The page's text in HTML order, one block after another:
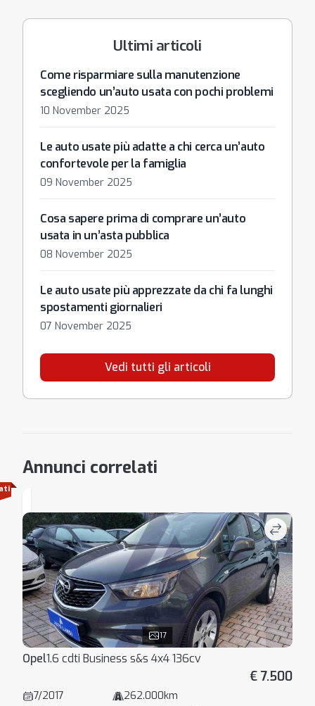
Ultimi articoli
Come risparmiare sulla manutenzione
scegliendo un’auto usata con pochi problemi
10 November 2025
Le auto usate più adatte a chi cerca un’auto
confortevole per la famiglia
09 November 2025
Cosa sapere prima di comprare un’auto
usata in un’asta pubblica
08 November 2025
Le auto usate più apprezzate da chi fa lunghi
spostamenti giornalieri
07 November 2025
Vedi tutti gli articoli
Annunci correlati
17
Opel1.6 cdti Business s&s 4x4 136cv
€ 7.500
7/2017
262.000km